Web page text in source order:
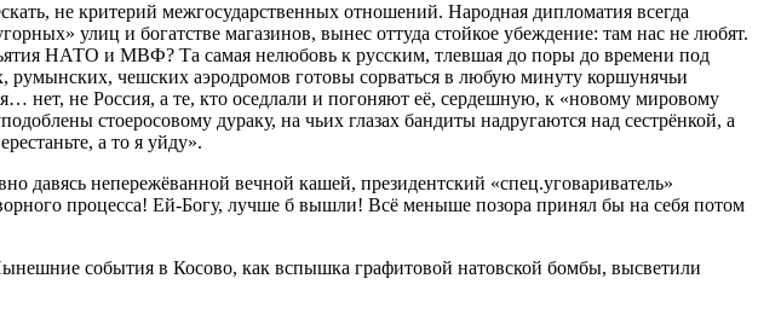
не критерий межгосударственных отношений. Народная дипломатия всегда
улиц и богатстве магазинов, вынес оттуда стойкое убеждение: там нас не любят.
НАТО и МВФ? Та самая нелюбовь к русским, тлевшая до поры до времени под
румынских, чешских аэродромов готовы сорваться в любую минуту коршунячьи
нет, не Россия, а те, кто оседлали и погоняют её, сердешную, к «новому мировому
стоеросовому дураку, на чьих глазах бандиты надругаются над сестрёнкой, а
а то я уйду».
давясь непережёванной вечной кашей, президентский «спец.уговариватель»
процесса! Ей-Богу, лучше б вышли! Всё меныше позора принял бы на себя потом
события в Косово, как вспышка графитовой натовской бомбы, высветили